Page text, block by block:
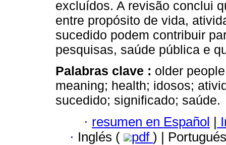
excluídos. A revisão conclui
entre propósito de vida,
sucedido podem contribuir
pesquisas, saúde pública e
Palabras clave : older
meaning; health; idosos;
sucedido; significado; saúde.
· resumen en Español |
· Inglés ( pdf ) |